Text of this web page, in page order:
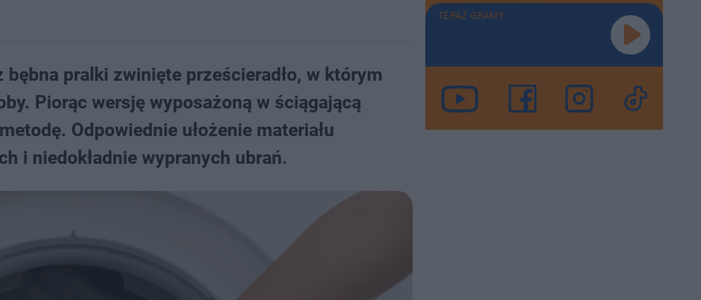
pralki zwinięte prześcieradło, w którym
Piorąc wersję wyposażoną w ściągającą
Odpowiednie ułożenie materiału
i niedokładnie wypranych ubrań.
TERAZ GRAMY